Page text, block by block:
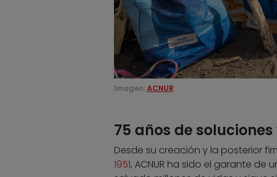
Imagen: ACNUR
75 años de
Desde su creación y la posterior
1951, ACNUR ha sido el garante de